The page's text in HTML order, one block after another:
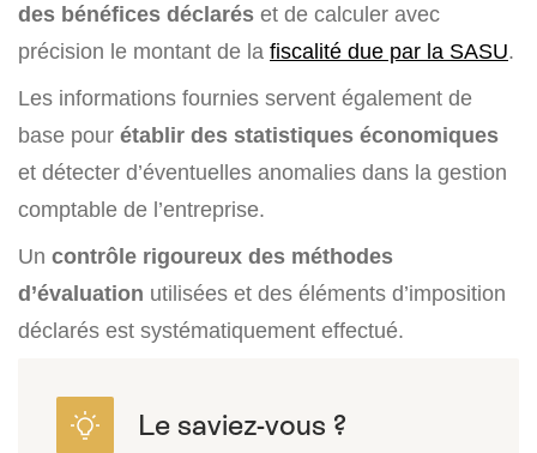
des bénéfices déclarés et de calculer avec
précision le montant de la fiscalité due par la SASU.
Les informations fournies servent également de
base pour établir des statistiques économiques
et détecter d’éventuelles anomalies dans la gestion
comptable de l’entreprise.
Un contrôle rigoureux des méthodes
d’évaluation utilisées et des éléments d’imposition
déclarés est systématiquement effectué.